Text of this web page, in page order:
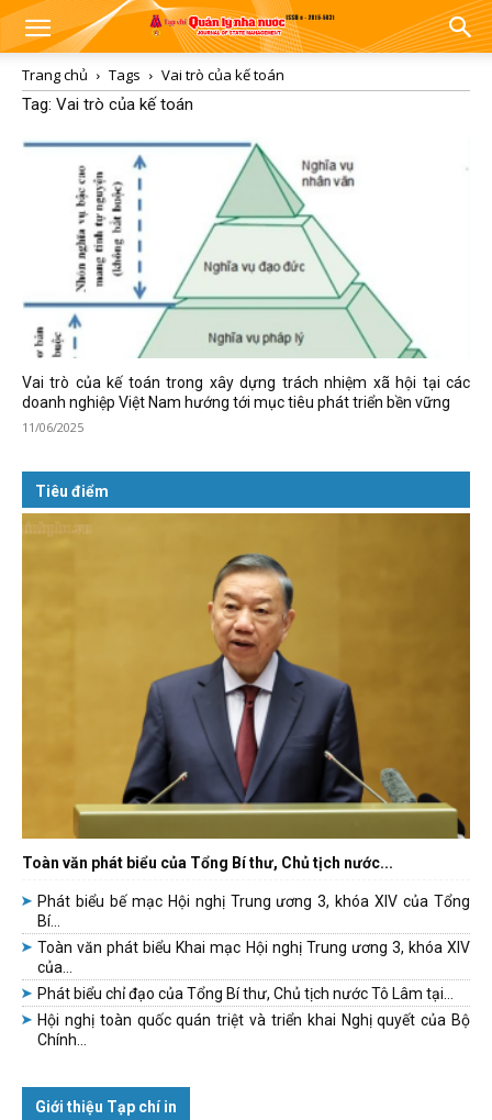
Trang chủ Tags
Vai trò của kế toán
Tag: Vai trò của kế toán
Vai trò của kế toán trong xây dựng trách nhiệm xã hội tại các
doanh nghiệp Việt Nam hướng tới mục tiêu phát triển bền vững
11/06/2025
Tiêu điểm
Toàn văn phát biểu của Tổng Bí thư, Chủ tịch nước...
Phát biểu bế mạc Hội nghị Trung ương 3, khóa XIV của Tổng
Bí...
Toàn văn phát biểu Khai mạc Hội nghị Trung ương 3, khóa XIV
của...
Phát biểu chỉ đạo của Tổng Bí thư, Chủ tịch nước Tô Lâm tại...
Hội nghị toàn quốc quán triệt và triển khai Nghị quyết của Bộ
Chính...
Giới thiệu Tạp chí in